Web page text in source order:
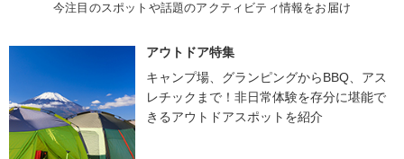
今注目のスポットや話題のアクティビティ情報をお届け
アウトドア特集
キャンプ場、グランピングからBBQ、アス
レチックまで！非日常体験を存分に堪能で
きるアウトドアスポットを紹介